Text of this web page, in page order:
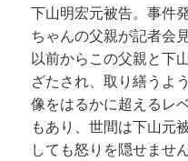
下山明宏元被告。事件
ちゃんの父親が記者会
以前からこの父親と下
ざたされ、取り繕うよ
像をはるかに超えるレ
もあり、世間は下山元
しても怒りを隠せませ